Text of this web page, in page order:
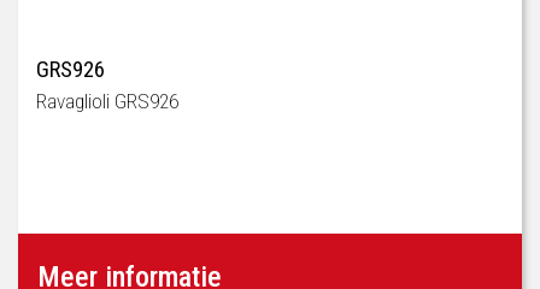
GRS926
Ravaglioli GRS926
Meer informatie